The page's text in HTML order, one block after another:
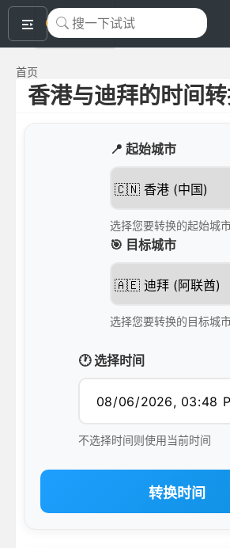
okeyTool
首页
香港与迪拜的时间
📍 起始城市
选择您要转换的起始城
🎯 目标城市
选择您要转换的目标城
🕐 选择时间
不选择时间则使用当前时间
转换时间